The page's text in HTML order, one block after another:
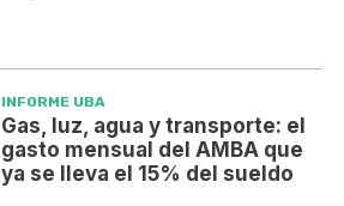
INFORME UBA
Gas, luz, agua y transporte: el
gasto mensual del AMBA que
ya se lleva el 15% del sueldo